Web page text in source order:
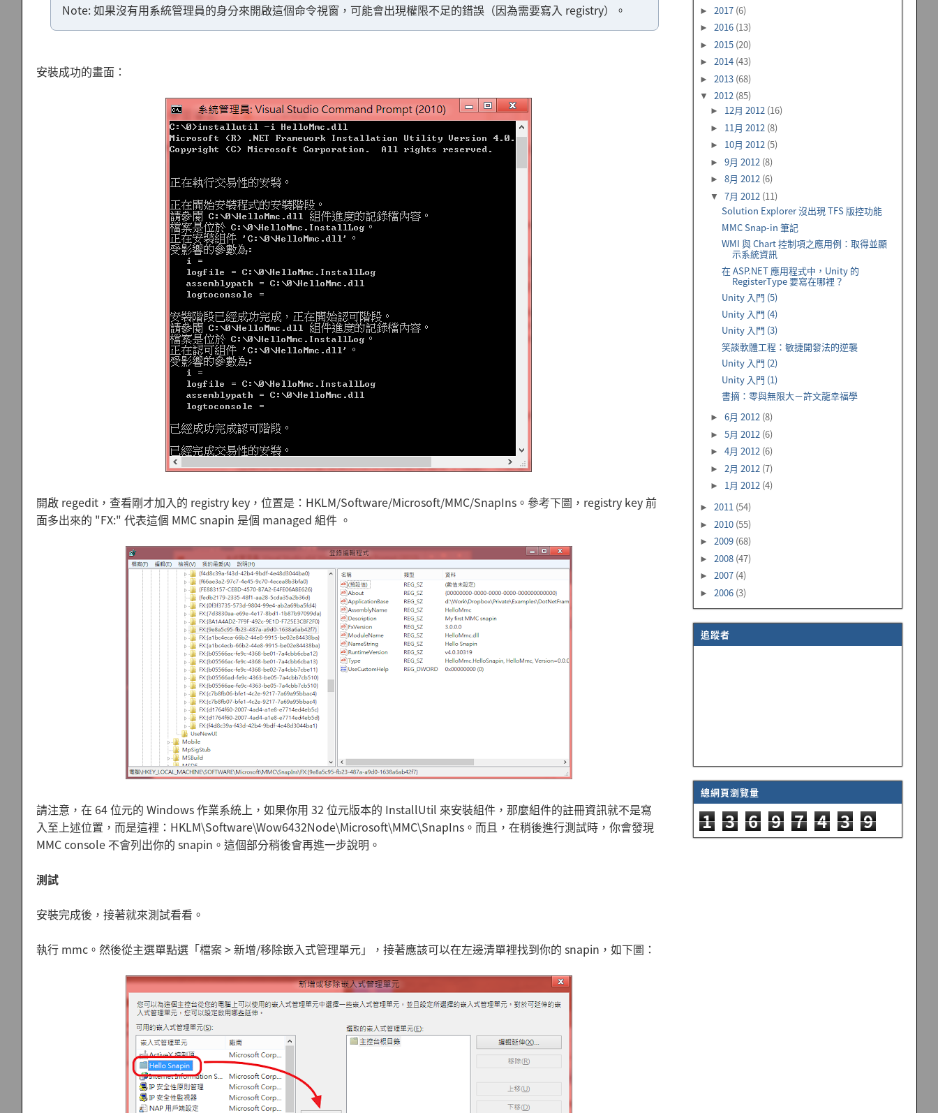
Note:如果沒有用系統管理員的身分來開啟這個命令視窗，可能會出現權限不足的錯誤（因為需要寫入 registry）。
安裝成功的畫面：
開啟 regedit，查看剛才加入的 registry key，位置是：HKLM/Software/Microsoft/MMC/SnapIns。參考下圖，registry key 前
面多出來的 "FX:" 代表這個 MMC snapin 是個 managed 組件 。
請注意，在 64 位元的 Windows 作業系統上，如果你用 32 位元版本的 InstallUtil 來安裝組件，那麼組件的註冊資訊就不是寫
入至上述位置，而是這裡：HKLM\Software\Wow6432Node\Microsoft\MMC\SnapIns。而且，在稍後進行測試時，你會發現
MMC console 不會列出你的 snapin。這個部分稍後會再進一步說明。
測試
安裝完成後，接著就來測試看看。
執行 mmc。然後從主選單點選「檔案 > 新增/移除嵌入式管理單元」，接著應該可以在左邊清單裡找到你的 snapin，如下圖：
► 2017 (6)
► 2016 (13)
► 2015 (20)
► 2014 (43)
► 2013 (68)
▼ 2012 (85)
► 12月 2012 (16)
► 11月 2012 (8)
► 10月 2012 (5)
►9月 2012 (8)
►8月 2012 (6)
▼7月 2012 (11)
Solution Explorer 沒出現 TFS 版控功能
MMC Snap-in 筆記
WMI 與 Chart 控制項之應用例：取得並顯
示系統資訊
在 ASP.NET 應用程式中，Unity 的
RegisterType 要寫在哪裡？
Unity 入門 (5)
Unity 入門 (4)
Unity 入門 (3)
笑談軟體工程：敏捷開發法的逆襲
Unity 入門 (2)
Unity 入門 (1)
書摘：零與無限大－許文龍幸福學
►6月 2012 (8)
►5月 2012 (6)
►4月 2012 (6)
►2月 2012 (7)
► 1月 2012 (4)
► 2011 (54)
► 2010 (55)
► 2009 (68)
► 2008 (47)
► 2007 (4)
► 2006 (3)
追蹤者
總網頁瀏覽量
1 3 6 9 7 4 3 9